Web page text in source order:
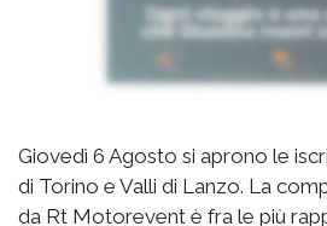
Giovedì 6 Agosto si aprono le
di Torino e Valli di Lanzo. La
da Rt Motorevent è fra le più